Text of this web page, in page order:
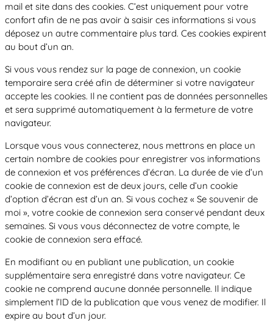
mail et site dans des cookies. C’est uniquement pour votre
confort afin de ne pas avoir à saisir ces informations si vous
déposez un autre commentaire plus tard. Ces cookies expirent
au bout d’un an.
Si vous vous rendez sur la page de connexion, un cookie
temporaire sera créé afin de déterminer si votre navigateur
accepte les cookies. Il ne contient pas de données personnelles
et sera supprimé automatiquement à la fermeture de votre
navigateur.
Lorsque vous vous connecterez, nous mettrons en place un
certain nombre de cookies pour enregistrer vos informations
de connexion et vos préférences d’écran. La durée de vie d’un
cookie de connexion est de deux jours, celle d’un cookie
d’option d’écran est d’un an. Si vous cochez « Se souvenir de
moi », votre cookie de connexion sera conservé pendant deux
semaines. Si vous vous déconnectez de votre compte, le
cookie de connexion sera effacé.
En modifiant ou en publiant une publication, un cookie
supplémentaire sera enregistré dans votre navigateur. Ce
cookie ne comprend aucune donnée personnelle. Il indique
simplement l’ID de la publication que vous venez de modifier. Il
expire au bout d’un jour.